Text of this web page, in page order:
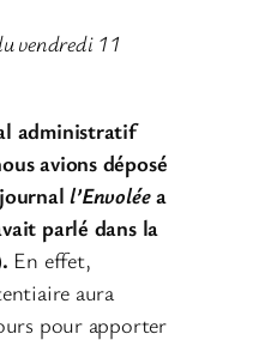
vendredi 11
administratif
avions déposé
l’Envoléea
parlé dans la
En effet,
aura
pour apporter